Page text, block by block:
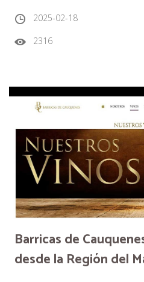
2025-02-18
2316
Barricas de
desde la Región del